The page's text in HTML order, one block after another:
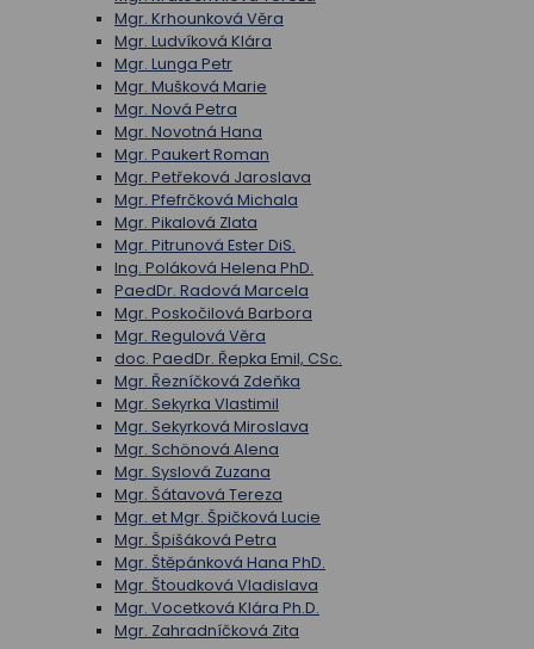
Mgr. Krhounková Věra
Mgr. Ludvíková Klára
Mgr. Lunga Petr
Mgr. Mušková Marie
Mgr. Nová Petra
Mgr. Novotná Hana
Mgr. Paukert Roman
Mgr. Petřeková Jaroslava
Mgr. Pfefrčková Michala
Mgr. Pikalová Zlata
Mgr. Pitrunová Ester DiS.
Ing. Poláková Helena PhD.
PaedDr. Radová Marcela
Mgr. Poskočilová Barbora
Mgr. Regulová Věra
doc. PaedDr. Řepka Emil, CSc.
Mgr. Řezníčková Zdeňka
Mgr. Sekyrka Vlastimil
Mgr. Sekyrková Miroslava
Mgr. Schönová Alena
Mgr. Syslová Zuzana
Mgr. Šátavová Tereza
Mgr. et Mgr. Špičková Lucie
Mgr. Špišáková Petra
Mgr. Štěpánková Hana PhD.
Mgr. Štoudková Vladislava
Mgr. Vocetková Klára Ph.D.
Mgr. Zahradníčková Zita